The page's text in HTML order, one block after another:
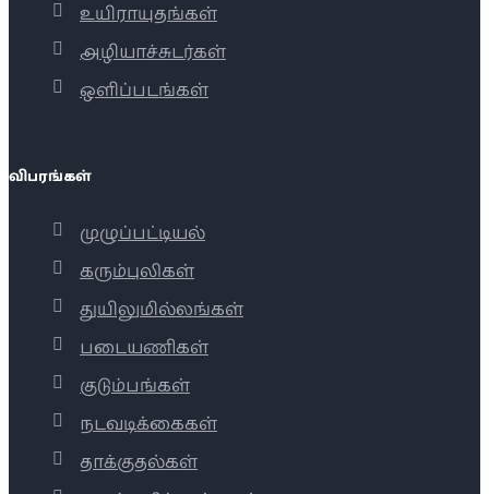
உயிராயுதங்கள்
அழியாச்சுடர்கள்
ஒளிப்படங்கள்
விபரங்கள்
முழுப்பட்டியல்
கரும்புலிகள்
துயிலுமில்லங்கள்
படையணிகள்
குடும்பங்கள்
நடவடிக்கைகள்
தாக்குதல்கள்